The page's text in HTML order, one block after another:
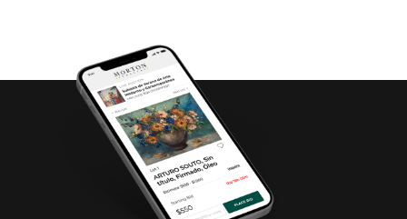
descargadas ;con transmision semiautomatica,
suspensión de aire, diferencial y transmision
semiautomatico, con 10 llantas desgastadas y lisas,
corrocion poco lado copiloto parte donde se
encuentran los faros, llanta lado copiloto desinflada,
interiores y vestiduras en regular estado, asiento
roto, con desgaste por uso, sin radio y pisos poco
sucios. Baja estatal y federal 2025, SIn tenencias.
Baja federal y estatal 2025, SIN tenencias.